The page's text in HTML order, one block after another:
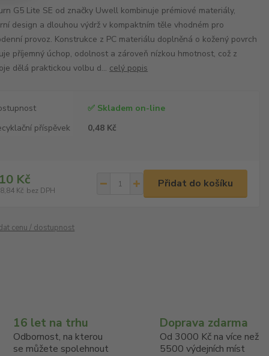
G5 Lite SE od značky Uwell kombinuje prémiové materiály,
design a dlouhou výdrž v kompaktním těle vhodném pro
provoz. Konstrukce z PC materiálu doplněná o kožený povrch
příjemný úchop, odolnost a zároveň nízkou hmotnost, což z
dělá praktickou volbu d... celý popis
✅ Skladem on-line
příspěvek
0,48 Kč
Kč
Kč bez DPH
Přidat do košíku
cenu / dostupnost
16 let na trhu
Odbornost, na kterou
se můžete spolehnout
Doprava zdarma
Od 3000 Kč na více než
5500 výdejních míst